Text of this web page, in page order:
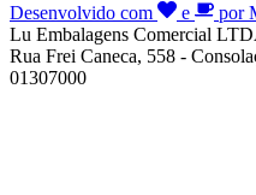
Desenvolvido com
e
por
Lu Embalagens Comercial
Rua Frei Caneca, 558 -
01307000